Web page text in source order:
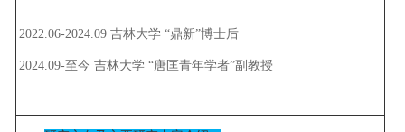
2022.06-2024.09 吉林大学 “鼎新”博士后
2024.09-至今 吉林大学 “唐匡青年学者”副教授